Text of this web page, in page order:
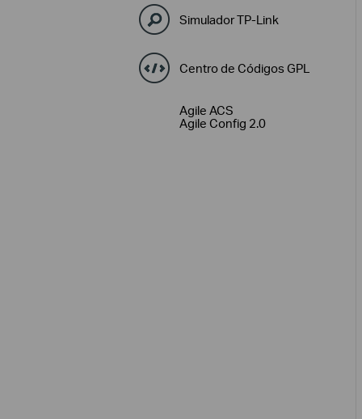
Simulador TP-Link
Centro de Códigos GPL
Agile ACS
Agile Config 2.0